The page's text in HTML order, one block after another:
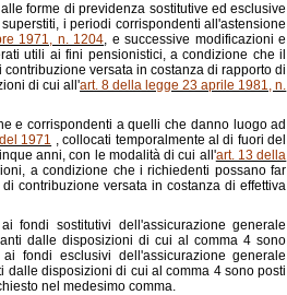
forme di previdenza sostitutive ed esclusive
i periodi corrispondenti all'astensione
1971, n. 1204, e successive modificazioni e
utili ai fini pensionistici, a condizione che il
versata in costanza di rapporto di
di cui all'art. 8 della legge 23 aprile 1981, n.
e corrispondenti a quelli che danno luogo ad
1971 , collocati temporalmente al di fuori del
anni, con le modalità di cui all'art. 13 della
a condizione che i richiedenti possano far
contribuzione versata in costanza di effettiva
fondi sostitutivi dell'assicurazione generale
dalle disposizioni di cui al comma 4 sono
fondi esclusivi dell'assicurazione generale
disposizioni di cui al comma 4 sono posti
nel medesimo comma.